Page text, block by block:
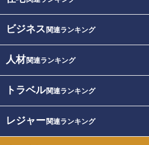
ビジネス 関連ランキング
人材関連ランキング
トラベル関連ランキング
レジャー関連ランキング